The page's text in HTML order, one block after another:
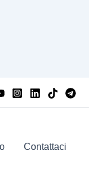
Contattaci